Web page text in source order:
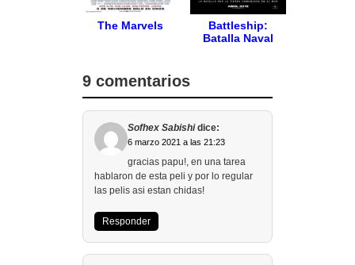
The Marvels
Battleship:
Batalla Naval
9 comentarios
Sofhex Sabishi dice:
6 marzo 2021 a las 21:23
gracias papu!, en una tarea
hablaron de esta peli y por lo regular
las pelis asi estan chidas!
Responder